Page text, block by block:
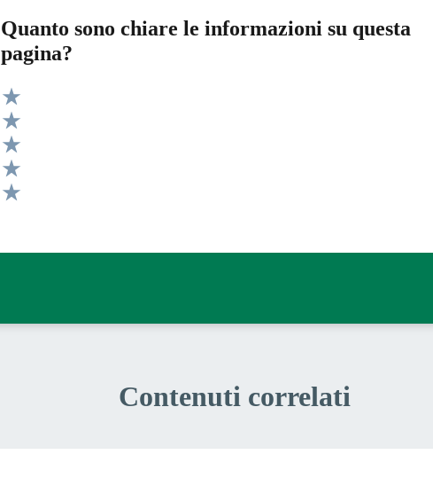
Quanto sono chiare le informazioni su questa
pagina?
Valuta 5 stelle su 5
Valuta 4 stelle su 5
Valuta 3 stelle su 5
Valuta 2 stelle su 5
Contenuti correlati